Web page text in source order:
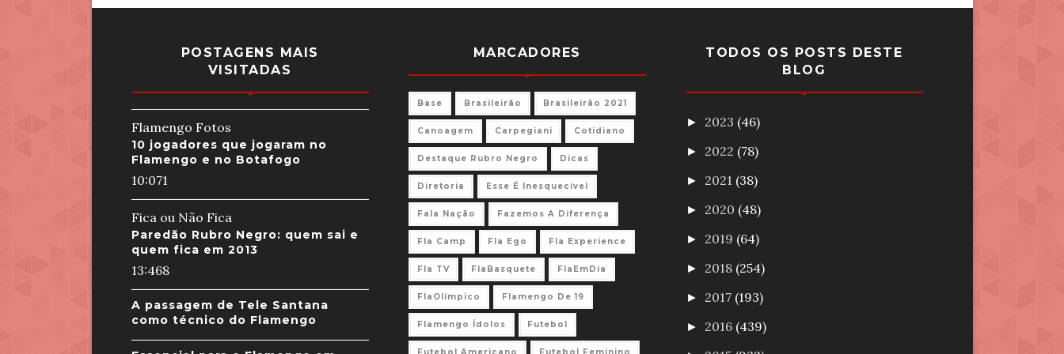
POSTAGENS MAIS
VISITADAS
Flamengo Fotos
10 jogadores que jogaram no
Flamengo e no Botafogo
10:071
Fica ou Não Fica
Paredão Rubro Negro: quem sai e
quem fica em 2013
13:468
A passagem de Tele Santana
como técnico do Flamengo
MARCADORES
Base Brasileirão Brasileirão 2021
Canoagem Carpegiani Cotidiano
Destaque Rubro Negro Dicas
Diretoria Esse É Inesquecível
Fala Nação Fazemos A Diferença
Fla Camp Fla Ego Fla Experience
Fla TV FlaBasquete FlaEmDia
FlaOlímpico Flamengo De 19
Flamengo Ídolos Futebol
TODOS OS POSTS DESTE
BLOG
► 2023 (46)
► 2022 (78)
► 2021 (38)
► 2020 (48)
► 2019 (64)
► 2018 (254)
► 2017 (193)
► 2016 (439)